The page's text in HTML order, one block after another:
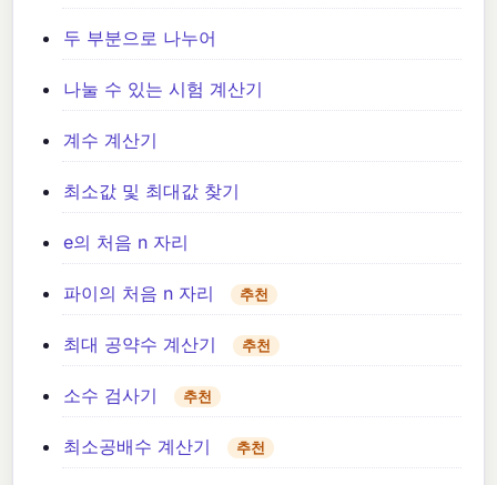
두 부분으로 나누어
나눌 수 있는 시험 계산기
계수 계산기
최소값 및 최대값 찾기
e의 처음 n 자리
파이의 처음 n 자리 추천
최대 공약수 계산기 추천
소수 검사기 추천
최소공배수 계산기 추천